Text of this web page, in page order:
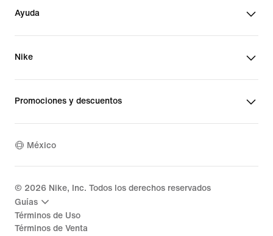
Ayuda
Nike
Promociones y descuentos
México
© 2026 Nike, Inc. Todos los derechos reservados
Guías
Términos de Uso
Términos de Venta